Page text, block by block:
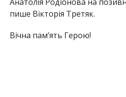
пише Вікторія Третяк.
Вічна пам’ять Герою!